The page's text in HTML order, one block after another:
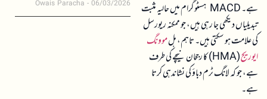
ہے۔ MACD ہسٹوگرام میں حالیہ مثبت
تبدیلیاں دیکھی جا رہی ہیں، جو ممکنہ ریورسل
کی علامت ہو سکتی ہیں۔ تاہم، ہلموونگ
ایوریج
(HMA) کا رجحان نیچے کی طرف
ہے، جو کہ لانگ ٹرم دباؤ کی نشاندہی کرتا
ہے۔
Owais Paracha 06/03/2026